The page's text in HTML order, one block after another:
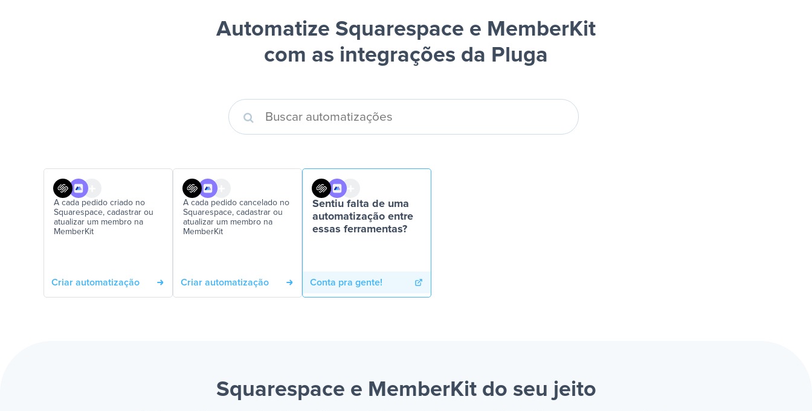
Automatize Squarespace e MemberKit
com as integrações da Pluga
A cada pedido criado no
Squarespace, cadastrar ou
atualizar um membro na
MemberKit
Criar automatização
A cada pedido cancelado no
Squarespace, cadastrar ou
atualizar um membro na
MemberKit
Criar automatização
Sentiu falta de uma
automatização entre
essas ferramentas?
Conta pra gente!
Squarespace e MemberKit do seu jeito